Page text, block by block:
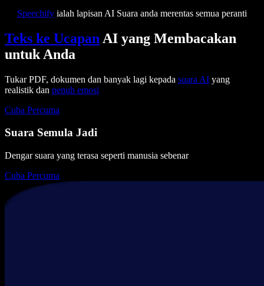
Speechify ialah lapisan AI Suara anda merentas semua peranti
Teks ke Ucapan AI yang Membacakan
untuk Anda
Tukar PDF, dokumen dan banyak lagi kepada suara AI yang
realistik dan penuh emosi
Cuba Percuma
Suara Semula Jadi
Dengar suara yang terasa seperti manusia sebenar
Cuba Percuma